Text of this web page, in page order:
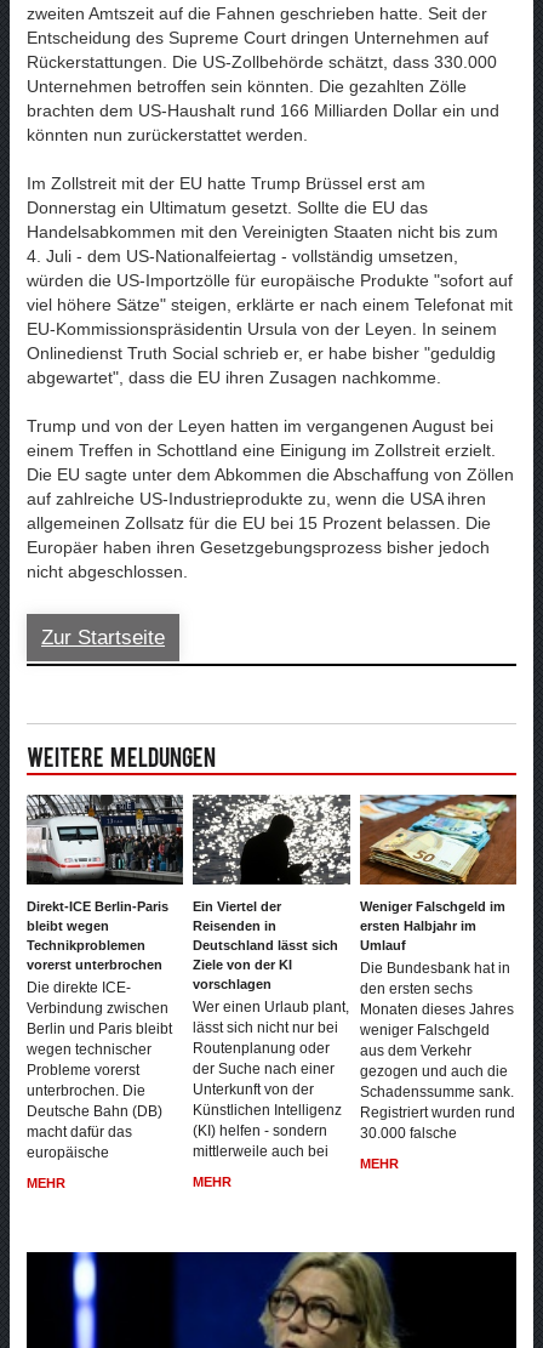
zweiten Amtszeit auf die Fahnen geschrieben hatte. Seit der
Entscheidung des Supreme Court dringen Unternehmen auf
Rückerstattungen. Die US-Zollbehörde schätzt, dass 330.000
Unternehmen betroffen sein könnten. Die gezahlten Zölle
brachten dem US-Haushalt rund 166 Milliarden Dollar ein und
könnten nun zurückerstattet werden.
Im Zollstreit mit der EU hatte Trump Brüssel erst am
Donnerstag ein Ultimatum gesetzt. Sollte die EU das
Handelsabkommen mit den Vereinigten Staaten nicht bis zum
4. Juli - dem US-Nationalfeiertag - vollständig umsetzen,
würden die US-Importzölle für europäische Produkte "sofort auf
viel höhere Sätze" steigen, erklärte er nach einem Telefonat mit
EU-Kommissionspräsidentin Ursula von der Leyen. In seinem
Onlinedienst Truth Social schrieb er, er habe bisher "geduldig
abgewartet", dass die EU ihren Zusagen nachkomme.
Trump und von der Leyen hatten im vergangenen August bei
einem Treffen in Schottland eine Einigung im Zollstreit erzielt.
Die EU sagte unter dem Abkommen die Abschaffung von Zöllen
auf zahlreiche US-Industrieprodukte zu, wenn die USA ihren
allgemeinen Zollsatz für die EU bei 15 Prozent belassen. Die
Europäer haben ihren Gesetzgebungsprozess bisher jedoch
nicht abgeschlossen.
Zur Startseite
Weitere Meldungen
Direkt-ICE Berlin-Paris
bleibt wegen
Technikproblemen
vorerst unterbrochen
Die direkte ICE-
Verbindung zwischen
Berlin und Paris bleibt
wegen technischer
Probleme vorerst
unterbrochen. Die
Deutsche Bahn (DB)
macht dafür das
europäische
MEHR
Ein Viertel der
Reisenden in
Deutschland lässt sich
Ziele von der KI
vorschlagen
Wer einen Urlaub plant,
lässt sich nicht nur bei
Routenplanung oder
der Suche nach einer
Unterkunft von der
Künstlichen Intelligenz
(KI) helfen - sondern
mittlerweile auch bei
MEHR
Weniger Falschgeld im
ersten Halbjahr im
Umlauf
Die Bundesbank hat in
den ersten sechs
Monaten dieses Jahres
weniger Falschgeld
aus dem Verkehr
gezogen und auch die
Schadenssumme sank.
Registriert wurden rund
30.000 falsche
MEHR